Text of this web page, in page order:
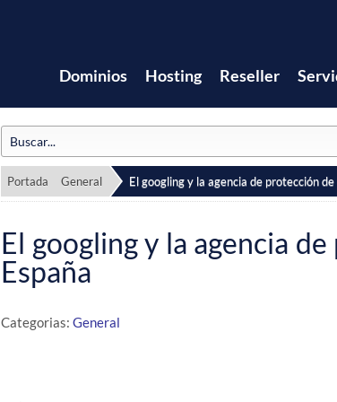
Dominios Hosting Reseller
Portada General El googling y la agencia de protección
El googling y la agencia
España
Categorias: General